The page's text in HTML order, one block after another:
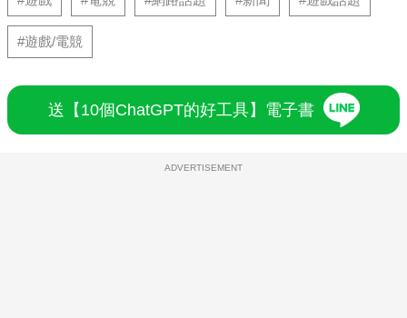
#遊戲/電競
送【10個ChatGPT的好工具】電子書
ADVERTISEMENT